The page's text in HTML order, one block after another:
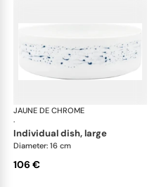
JAUNE DE CHROME
·
individual dish, large
Diameter: 16 cm
106 €